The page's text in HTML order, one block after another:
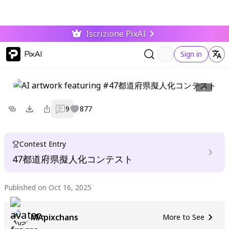
Iscrizione PixAI
PixAI Sign in
9 877
Contest Entry
47都道府県擬人化コンテスト
Published on Oct 16, 2025
MApixchans More to See